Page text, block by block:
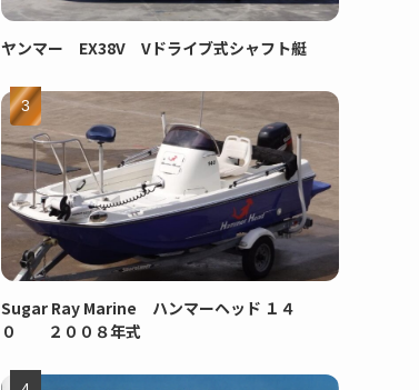
ヤンマー EX38V Vドライブ式シャフト艇
Sugar Ray Marine ハンマーヘッド １４
０ ２００８年式